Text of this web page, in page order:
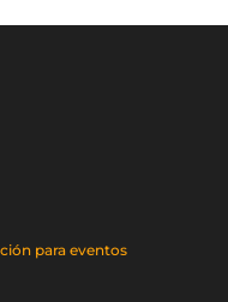
para eventos